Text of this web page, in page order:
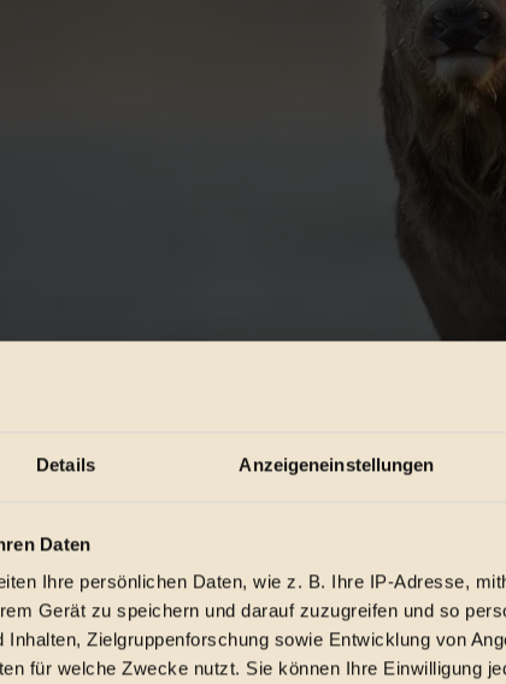
Details Anzeigeneinstellungen
Daten
Ihre persönlichen Daten, wie z. B. Ihre IP-Adresse,
Gerät zu speichern und darauf zuzugreifen und so
Inhalten, Zielgruppenforschung sowie Entwicklung von
für welche Zwecke nutzt. Sie können Ihre Einwilligung